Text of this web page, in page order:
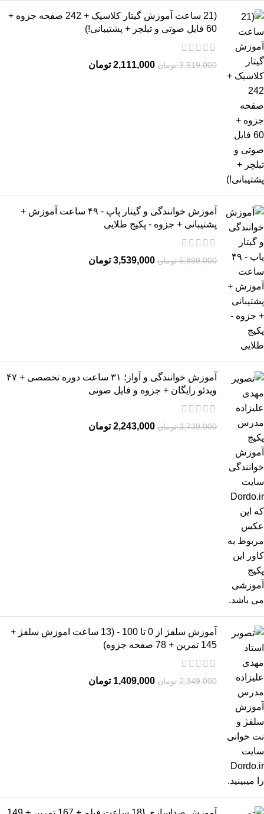
(21 ساعت آموزش گیتار کلاسیک + 242 صفحه جزوه +
60 فایل صوتی و تبلچر + پشتیبانی!)
3,519,000 تومان 2,111,000 تومان
آموزش خوانندگی و گیتار پاپ - ۴۹ ساعت آموزش +
پشتیبانی + جزوه - پکیج طلایی
5,899,000 تومان 3,539,000 تومان
آموزش خوانندگی و آواز؛ ۳۱ ساعت دوره تخصصی + ۴۷
ویدئو رایگان + جزوه و فایل صوتی
3,739,000 تومان 2,243,000 تومان
آموزش سلفژ از 0 تا 100 - (13 ساعت اموزش سلفژ +
145 تمرین + 78 صفحه جزوه)
2,349,000 تومان 1,409,000 تومان